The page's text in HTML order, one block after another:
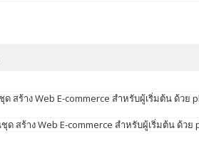
ด สร้าง Web E-commerce สำหรับผู้เริ่มต้น ด้วย
ด สร้าง Web E-commerce สำหรับผู้เริ่มต้น ด้วย